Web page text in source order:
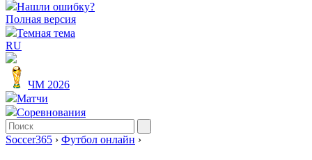
Нашли ошибку?
Полная версия
Темная тема
RU
ЧМ 2026
Матчи
Соревнования
Soccer365 › Футбол онлайн ›